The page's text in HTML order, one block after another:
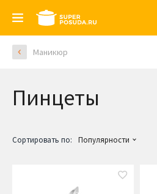
Маникюр
Пинцеты
Сортировать по: Популярности